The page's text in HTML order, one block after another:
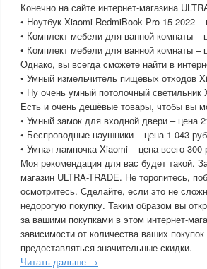
Конечно на сайте интернет-магазина
• Ноутбук Xiaomi RedmiBook Pro 15 2022 –
• Комплект мебели для ванной комнаты –
• Комплект мебели для ванной комнаты –
Однако, вы всегда сможете найти в
• Умный измельчитель пищевых отходов
• Ну очень умный потолочный светильник
Есть и очень дешёвые товары, чтобы вы
• Умный замок для входной двери – цена
• Беспроводные наушники – цена 1 043
• Умная лампочка Xiaomi – цена всего 300
Моя рекомендация для вас будет такой.
магазин ULTRA-TRADE. Не торопитесь,
осмотритесь. Сделайте, если это не
недорогую покупку. Таким образом вы
за вашими покупками в этом интернет-
зависимости от количества ваших
предоставляться значительные скидки.
Читать дальше →